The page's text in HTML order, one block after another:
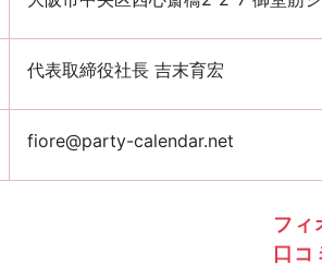
代表取締役社長 吉末育宏
fiore@party-calendar.net
フィ
口コ